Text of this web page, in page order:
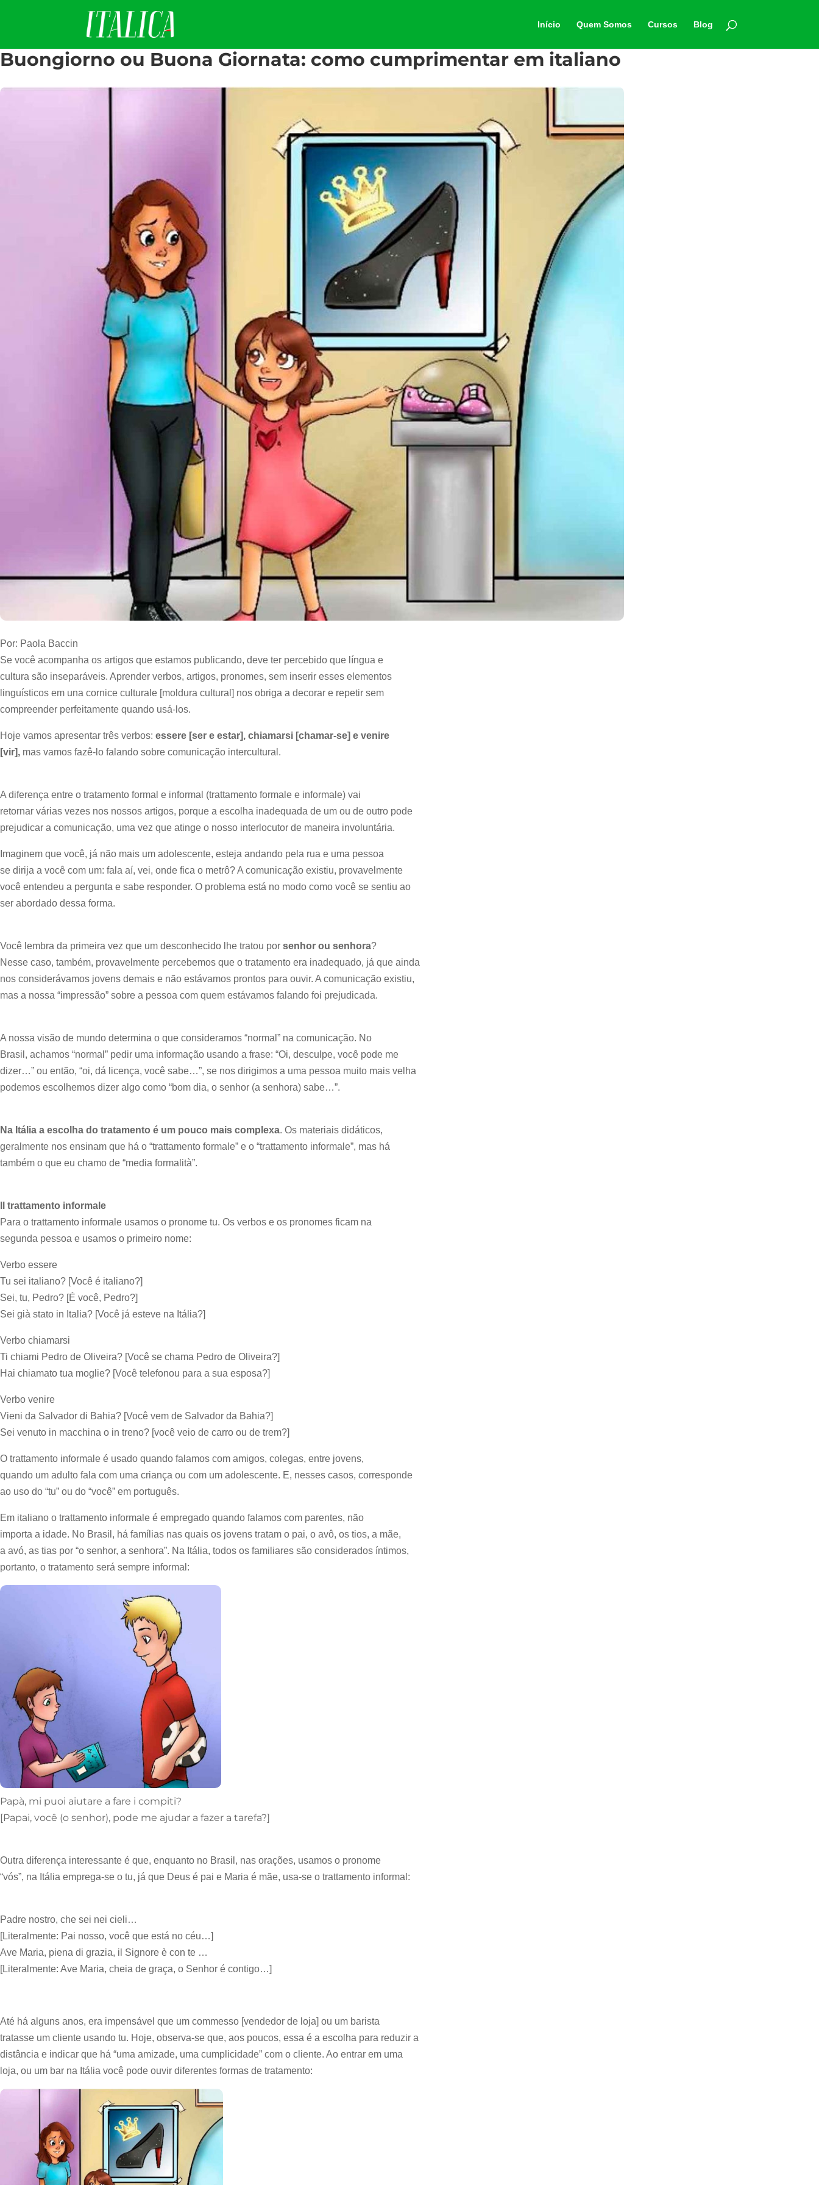
Início Quem Somos Cursos Blog
Buongiorno ou Buona Giornata: como cumprimentar em italiano
Por: Paola Baccin
Se você acompanha os artigos que estamos publicando, deve ter percebido que língua e
cultura são inseparáveis. Aprender verbos, artigos, pronomes, sem inserir esses elementos
linguísticos em una cornice culturale [moldura cultural] nos obriga a decorar e repetir sem
compreender perfeitamente quando usá-los.
Hoje vamos apresentar três verbos: essere [ser e estar], chiamarsi [chamar-se] e venire
[vir], mas vamos fazê-lo falando sobre comunicação intercultural.
A diferença entre o tratamento formal e informal (trattamento formale e informale) vai
retornar várias vezes nos nossos artigos, porque a escolha inadequada de um ou de outro pode
prejudicar a comunicação, uma vez que atinge o nosso interlocutor de maneira involuntária.
Imaginem que você, já não mais um adolescente, esteja andando pela rua e uma pessoa
se dirija a você com um: fala aí, vei, onde fica o metrô? A comunicação existiu, provavelmente
você entendeu a pergunta e sabe responder. O problema está no modo como você se sentiu ao
ser abordado dessa forma.
Você lembra da primeira vez que um desconhecido lhe tratou por senhor ou senhora?
Nesse caso, também, provavelmente percebemos que o tratamento era inadequado, já que ainda
nos considerávamos jovens demais e não estávamos prontos para ouvir. A comunicação existiu,
mas a nossa “impressão” sobre a pessoa com quem estávamos falando foi prejudicada.
A nossa visão de mundo determina o que consideramos “normal” na comunicação. No
Brasil, achamos “normal” pedir uma informação usando a frase: “Oi, desculpe, você pode me
dizer…” ou então, “oi, dá licença, você sabe…”, se nos dirigimos a uma pessoa muito mais velha
podemos escolhemos dizer algo como “bom dia, o senhor (a senhora) sabe…”.
Na Itália a escolha do tratamento é um pouco mais complexa. Os materiais didáticos,
geralmente nos ensinam que há o “trattamento formale” e o “trattamento informale”, mas há
também o que eu chamo de “media formalità”.
Il trattamento informale
Para o trattamento informale usamos o pronome tu. Os verbos e os pronomes ficam na
segunda pessoa e usamos o primeiro nome:
Verbo essere
Tu sei italiano? [Você é italiano?]
Sei, tu, Pedro? [É você, Pedro?]
Sei già stato in Italia? [Você já esteve na Itália?]
Verbo chiamarsi
Ti chiami Pedro de Oliveira? [Você se chama Pedro de Oliveira?]
Hai chiamato tua moglie? [Você telefonou para a sua esposa?]
Verbo venire
Vieni da Salvador di Bahia? [Você vem de Salvador da Bahia?]
Sei venuto in macchina o in treno? [você veio de carro ou de trem?]
O trattamento informale é usado quando falamos com amigos, colegas, entre jovens,
quando um adulto fala com uma criança ou com um adolescente. E, nesses casos, corresponde
ao uso do “tu” ou do “você” em português.
Em italiano o trattamento informale é empregado quando falamos com parentes, não
importa a idade. No Brasil, há famílias nas quais os jovens tratam o pai, o avô, os tios, a mãe,
a avó, as tias por “o senhor, a senhora”. Na Itália, todos os familiares são considerados íntimos,
portanto, o tratamento será sempre informal:
Papà, mi puoi aiutare a fare i compiti?
[Papai, você (o senhor), pode me ajudar a fazer a tarefa?]
Outra diferença interessante é que, enquanto no Brasil, nas orações, usamos o pronome
“vós”, na Itália emprega-se o tu, já que Deus é pai e Maria é mãe, usa-se o trattamento informal:
Padre nostro, che sei nei cieli…
[Literalmente: Pai nosso, você que está no céu…]
Ave Maria, piena di grazia, il Signore è con te …
[Literalmente: Ave Maria, cheia de graça, o Senhor é contigo…]
Até há alguns anos, era impensável que um commesso [vendedor de loja] ou um barista
tratasse um cliente usando tu. Hoje, observa-se que, aos poucos, essa é a escolha para reduzir a
distância e indicar que há “uma amizade, uma cumplicidade” com o cliente. Ao entrar em uma
loja, ou um bar na Itália você pode ouvir diferentes formas de tratamento: